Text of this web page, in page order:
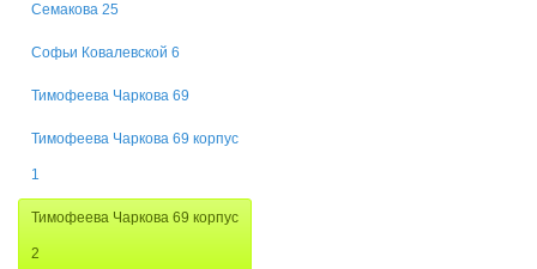
Семакова 25
Софьи Ковалевской 6
Тимофеева Чаркова 69
Тимофеева Чаркова 69 корпус
1
Тимофеева Чаркова 69 корпус
2